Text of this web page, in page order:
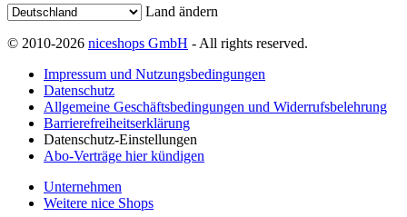
Land ändern
© 2010-2026 niceshops GmbH - All rights reserved.
Impressum und Nutzungsbedingungen
Datenschutz
Allgemeine Geschäftsbedingungen und Widerrufsbelehrung
Barrierefreiheitserklärung
Datenschutz-Einstellungen
Abo-Verträge hier kündigen
Unternehmen
Weitere nice Shops